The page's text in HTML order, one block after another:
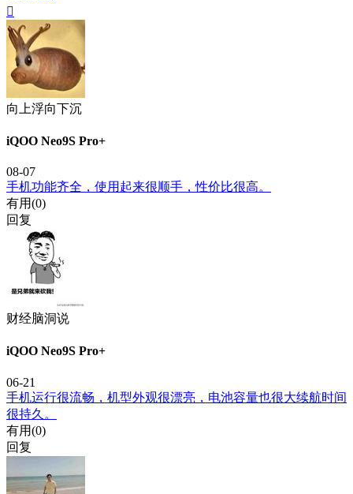

向上浮向下沉
iQOO Neo9S Pro+
08-07
手机功能齐全，使用起来很顺手，性价比很高。
有用(0)
回复
财经脑洞说
iQOO Neo9S Pro+
06-21
手机运行很流畅，机型外观很漂亮，电池容量也很大续航时间
很持久。
有用(0)
回复